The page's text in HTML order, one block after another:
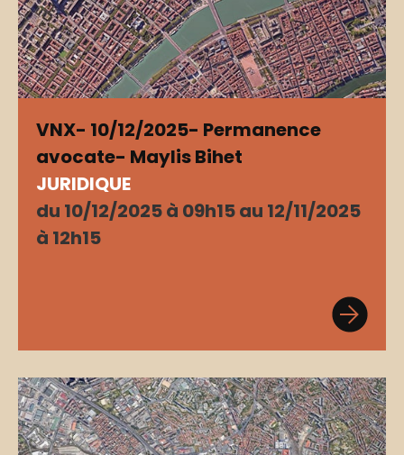
VNX- 10/12/2025- Permanence
avocate- Maylis Bihet
JURIDIQUE
du 10/12/2025 à 09h15 au 12/11/2025
à 12h15